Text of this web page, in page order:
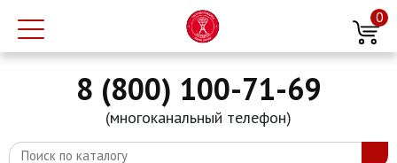
0
8 (800) 100-71-69
(многоканальный телефон)